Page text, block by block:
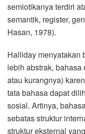
semiotikanya terdiri
semantik, register,
Hasan, 1978).
Halliday menyatakan
lebih abstrak,
atau kurangnya)
tata bahasa dapat
sosial. Artinya,
sebatas struktur
struktur eksternal